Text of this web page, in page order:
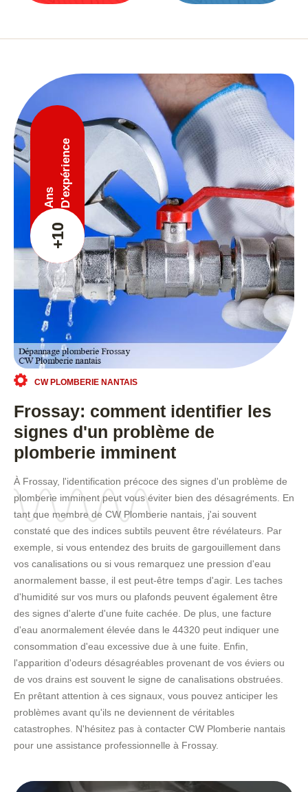
+10
Ans D'expérience
CW PLOMBERIE NANTAIS
Frossay: comment identifier les
signes d'un problème de
plomberie imminent
À Frossay, l'identification précoce des signes d'un problème de
plomberie imminent peut vous éviter bien des désagréments. En
tant que membre de CW Plomberie nantais, j'ai souvent
constaté que des indices subtils peuvent être révélateurs. Par
exemple, si vous entendez des bruits de gargouillement dans
vos canalisations ou si vous remarquez une pression d'eau
anormalement basse, il est peut-être temps d'agir. Les taches
d'humidité sur vos murs ou plafonds peuvent également être
des signes d'alerte d'une fuite cachée. De plus, une facture
d'eau anormalement élevée dans le 44320 peut indiquer une
consommation d'eau excessive due à une fuite. Enfin,
l'apparition d'odeurs désagréables provenant de vos éviers ou
de vos drains est souvent le signe de canalisations obstruées.
En prêtant attention à ces signaux, vous pouvez anticiper les
problèmes avant qu'ils ne deviennent de véritables
catastrophes. N'hésitez pas à contacter CW Plomberie nantais
pour une assistance professionnelle à Frossay.